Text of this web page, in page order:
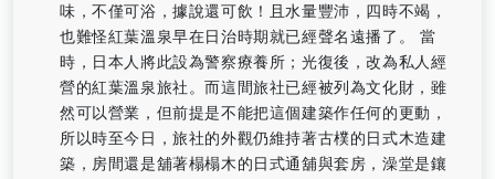
味，不僅可浴，據說還可飲！且水量豐沛，四時不竭，
也難怪紅葉溫泉早在日治時期就已經聲名遠播了。 當
時，日本人將此設為警察療養所；光復後，改為私人經
營的紅葉溫泉旅社。而這間旅社已經被列為文化財，雖
然可以營業，但前提是不能把這個建築作任何的更動，
所以時至今日，旅社的外觀仍維持著古樸的日式木造建
築，房間還是舖著榻榻木的日式通舖與套房，澡堂是鑲